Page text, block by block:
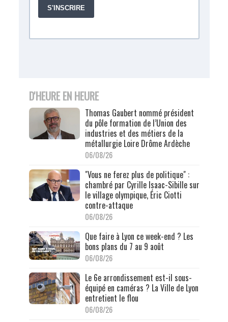
D'HEURE EN HEURE
Thomas Gaubert nommé président
du pôle formation de l’Union des
industries et des métiers de la
métallurgie Loire Drôme Ardèche
06/08/26
"Vous ne ferez plus de politique" :
chambré par Cyrille Isaac-Sibille sur
le village olympique, Éric Ciotti
contre-attaque
06/08/26
Que faire à Lyon ce week-end ? Les
bons plans du 7 au 9 août
06/08/26
Le 6e arrondissement est-il sous-
équipé en caméras ? La Ville de Lyon
entretient le flou
06/08/26